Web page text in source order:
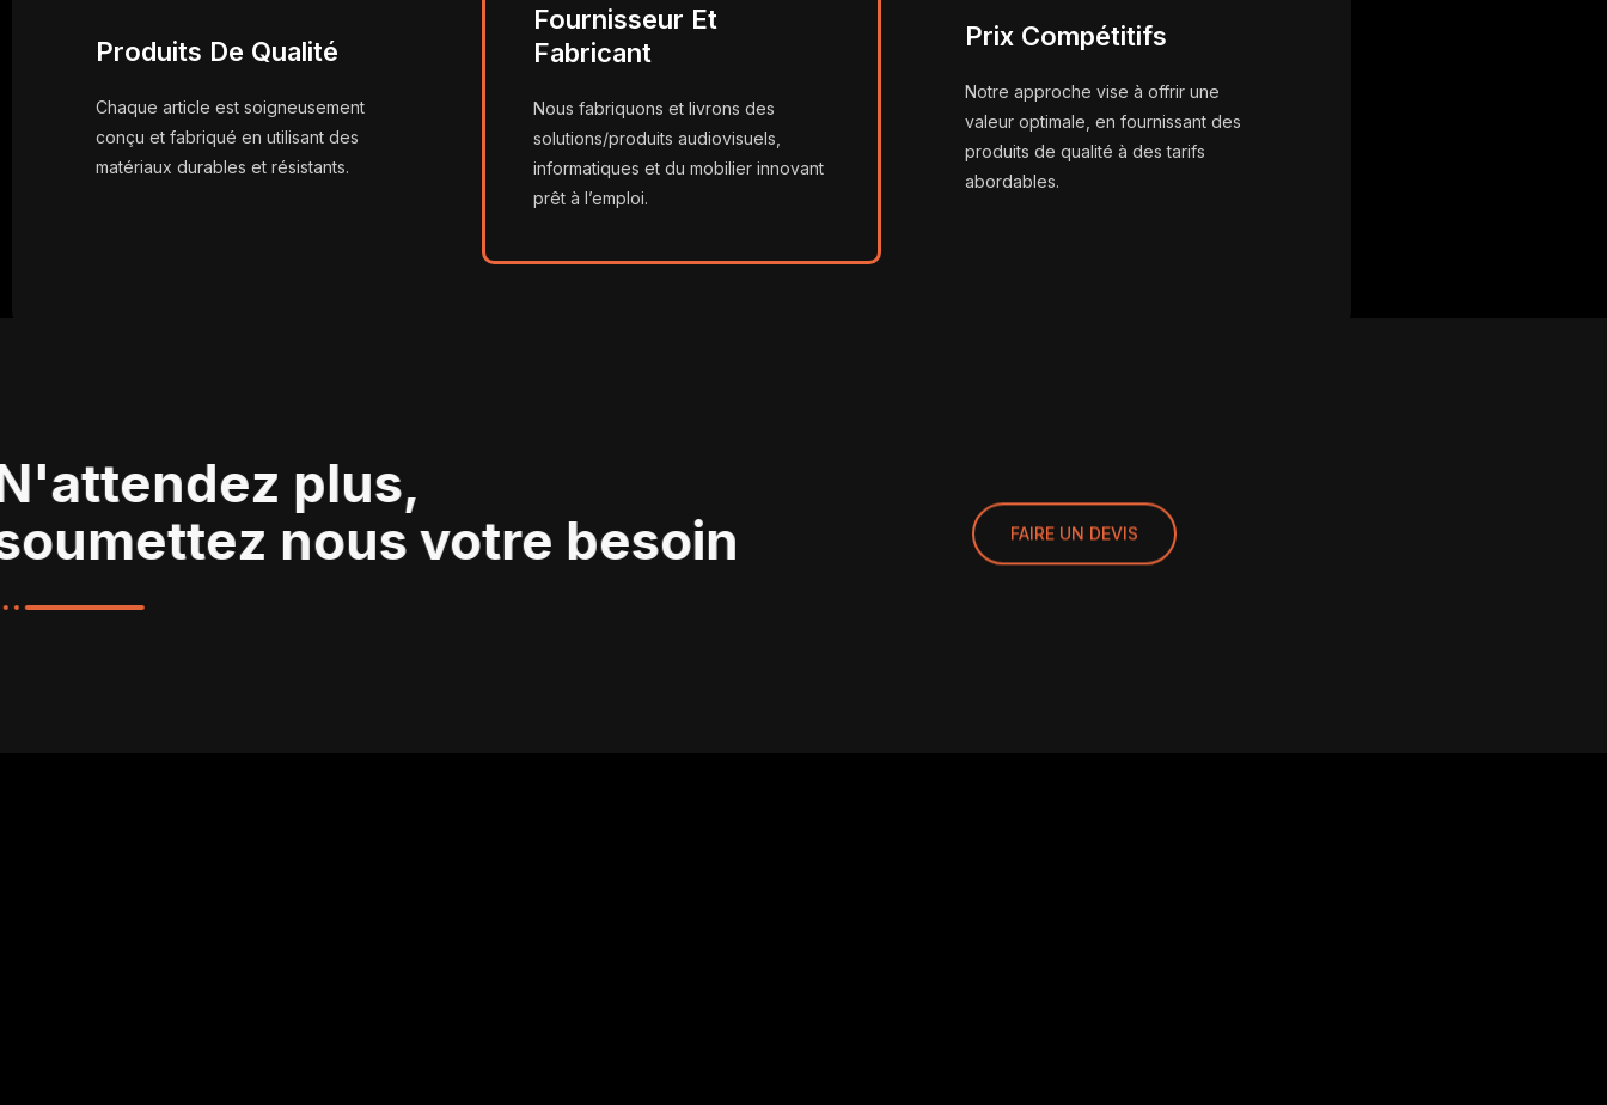
Produits De Qualité
Chaque article est soigneusement
conçu et fabriqué en utilisant des
matériaux durables et résistants.
Fournisseur Et
Fabricant
Nous fabriquons et livrons des
solutions/produits audiovisuels,
informatiques et du mobilier innovant
prêt à l’emploi.
Prix Compétitifs
Notre approche vise à offrir une
valeur optimale, en fournissant des
produits de qualité à des tarifs
abordables.
N'attendez plus,
soumettez nous votre besoin
FAIRE UN DEVIS